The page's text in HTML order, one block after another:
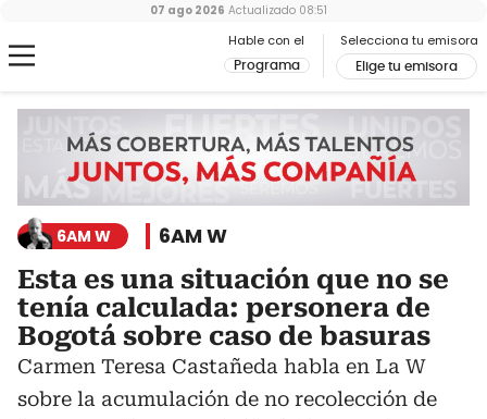
Hable con el
Programa
Selecciona tu emisora
Elige tu emisora
07 ago 2026 Actualizado 08:51
6AM W 6AM W
Esta es una situación que no se
tenía calculada: personera de
Bogotá sobre caso de basuras
Carmen Teresa Castañeda habla en La W
sobre la acumulación de no recolección de